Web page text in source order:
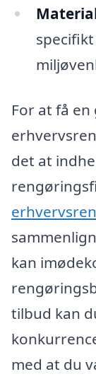
For at få
det at
kan
tilbud kan
med at du